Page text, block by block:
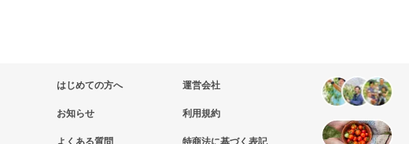
はじめての方へ
お知らせ
よくある質問
運営会社
利用規約
特商法に基づく表記